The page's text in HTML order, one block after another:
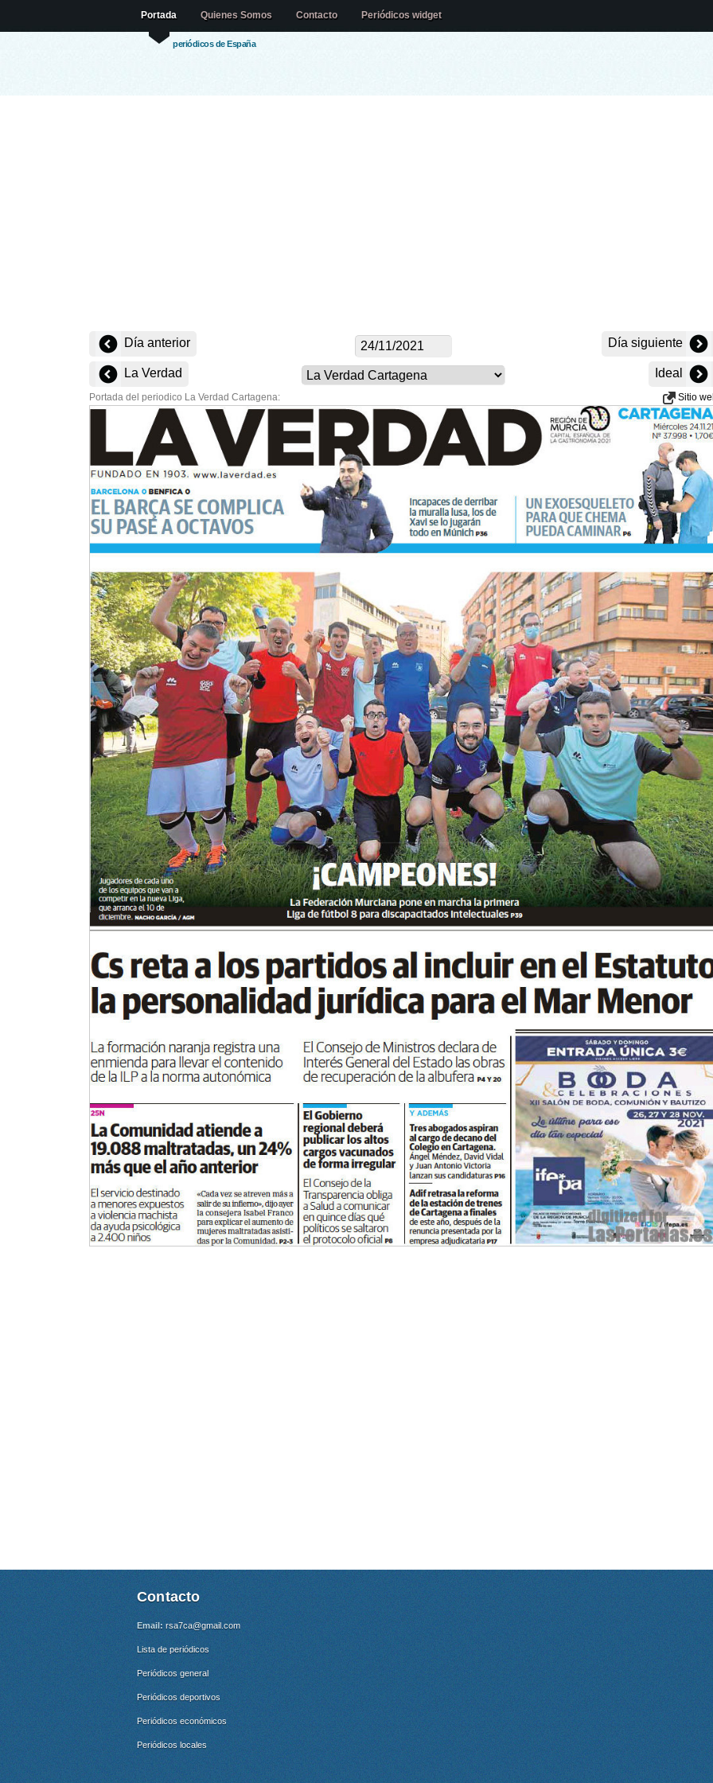
periódicos de España
Portada Quienes Somos Contacto Periódicos widget
Día anterior Día siguiente
La Verdad Ideal
Portada del periodico La Verdad Cartagena: Sitio
Contacto
Email: rsa7ca@gmail.com
Lista de periódicos
Periódicos general
Periódicos deportivos
Periódicos económicos
Periódicos locales